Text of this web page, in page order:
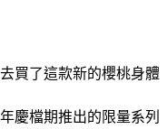
買了這款新的櫻桃身體
慶檔期推出的限量系列